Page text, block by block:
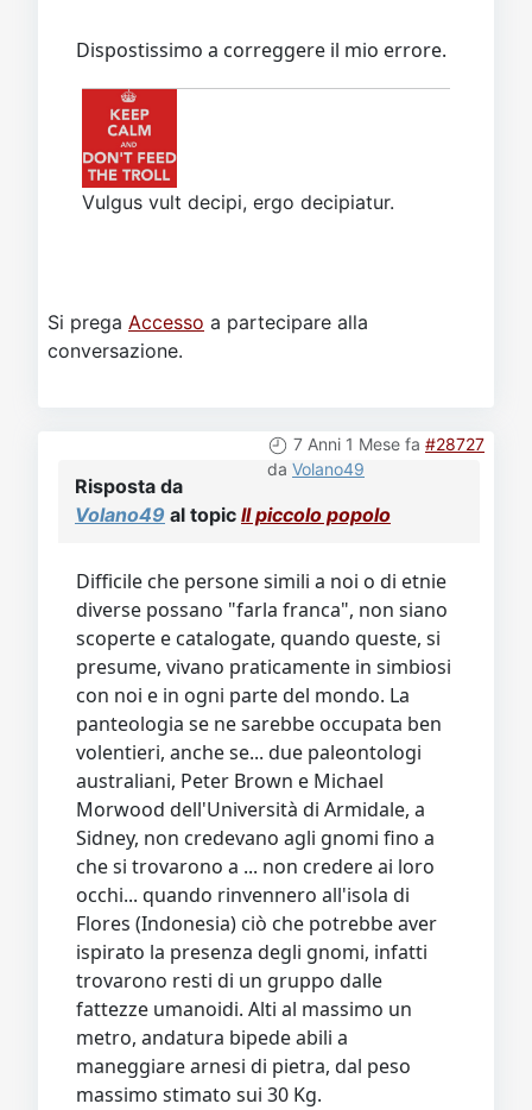
Dispostissimo a correggere il mio errore.
Vulgus vult decipi, ergo decipiatur.
Si prega Accesso a partecipare alla
conversazione.
7 Anni 1 Mese fa #28727
da Volano49
Risposta da
Volano49 al topic Il piccolo popolo
Difficile che persone simili a noi o di etnie
diverse possano "farla franca", non siano
scoperte e catalogate, quando queste, si
presume, vivano praticamente in simbiosi
con noi e in ogni parte del mondo. La
panteologia se ne sarebbe occupata ben
volentieri, anche se... due paleontologi
australiani, Peter Brown e Michael
Morwood dell'Università di Armidale, a
Sidney, non credevano agli gnomi fino a
che si trovarono a ... non credere ai loro
occhi... quando rinvennero all'isola di
Flores (Indonesia) ciò che potrebbe aver
ispirato la presenza degli gnomi, infatti
trovarono resti di un gruppo dalle
fattezze umanoidi. Alti al massimo un
metro, andatura bipede abili a
maneggiare arnesi di pietra, dal peso
massimo stimato sui 30 Kg.